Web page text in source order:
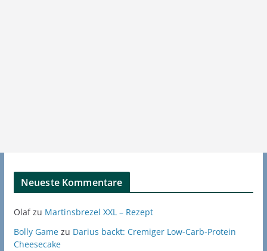
Neueste Kommentare
Olafzu Martinsbrezel XXL – Rezept
Bolly Gamezu Darius backt: Cremiger Low-Carb-Protein
Cheesecake